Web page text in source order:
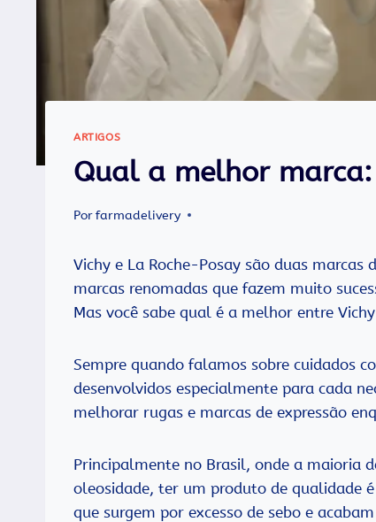
ARTIGOS
Qual a melhor marca:
Porfarmadelivery
Vichy e La Roche-Posay são duas
marcas renomadas que fazem muito
Mas você sabe qual é a melhor entre
Sempre quando falamos sobre cuidados
desenvolvidos especialmente para cada
melhorar rugas e marcas de expressão
Principalmente no Brasil, onde a maioria
oleosidade, ter um produto de qualidade
que surgem por excesso de sebo e